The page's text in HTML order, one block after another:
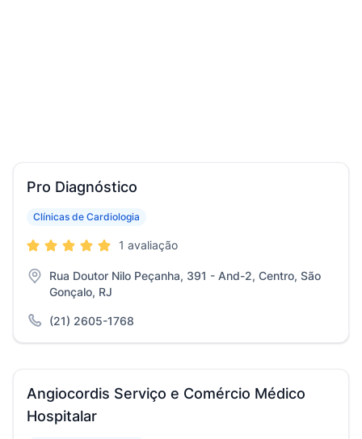
Pro Diagnóstico
Clínicas de Cardiologia
1 avaliação
Rua Doutor Nilo Peçanha, 391 - And-2, Centro, São
Gonçalo, RJ
(21) 2605-1768
Angiocordis Serviço e Comércio Médico
Hospitalar